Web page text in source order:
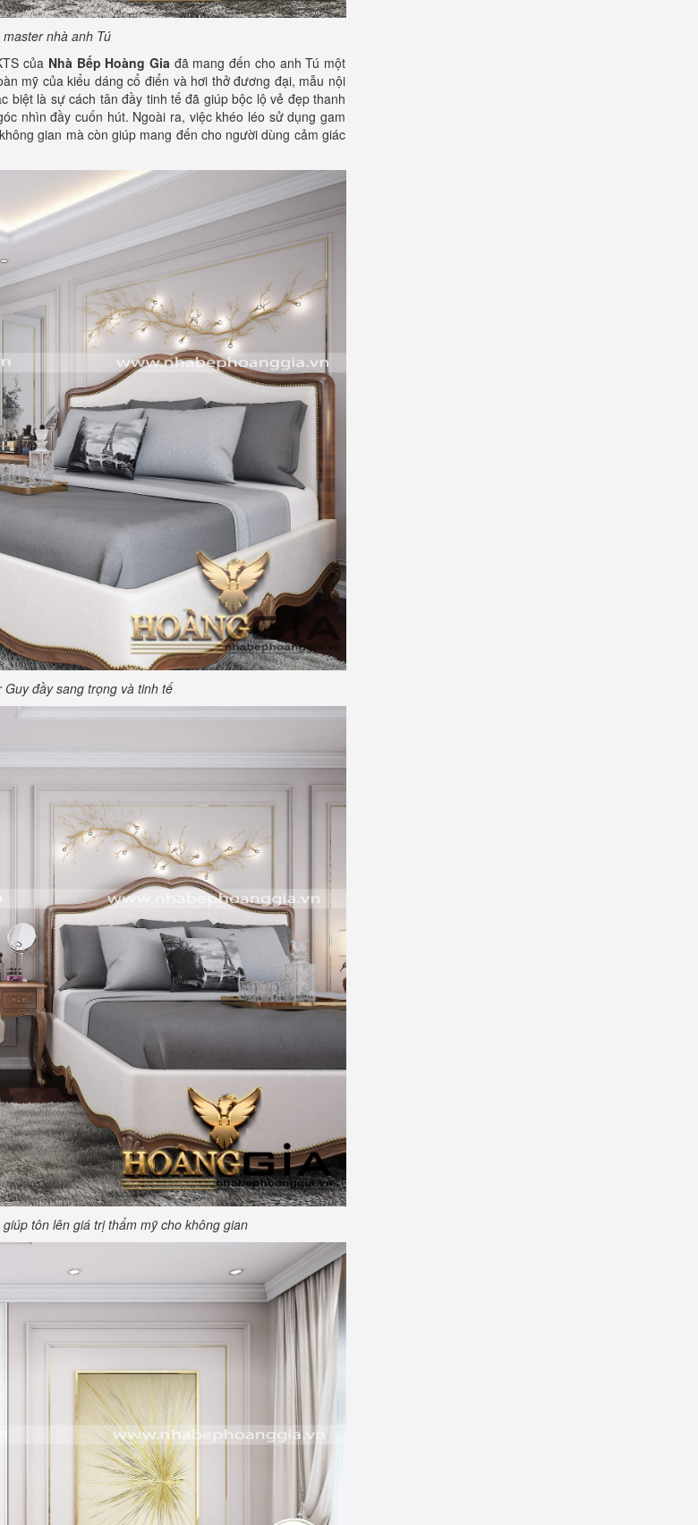
nhà anh Tú
của Nhà Bếp Hoàng Gia đã mang đến cho anh Tú một
mỹ của kiểu dáng cổ điển và hơi thở đương đại, mẫu nội
là sự cách tân đầy tinh tế đã giúp bộc lộ vẻ đẹp thanh
nhìn đầy cuốn hút. Ngoài ra, việc khéo léo sử dụng gam
gian mà còn giúp mang đến cho người dùng cảm giác
đầy sang trọng và tinh tế
tôn lên giá trị thẩm mỹ cho không gian